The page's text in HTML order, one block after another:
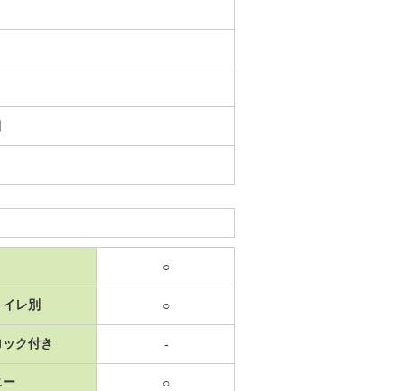
○
レ別 ○
ク付き -
ー ○